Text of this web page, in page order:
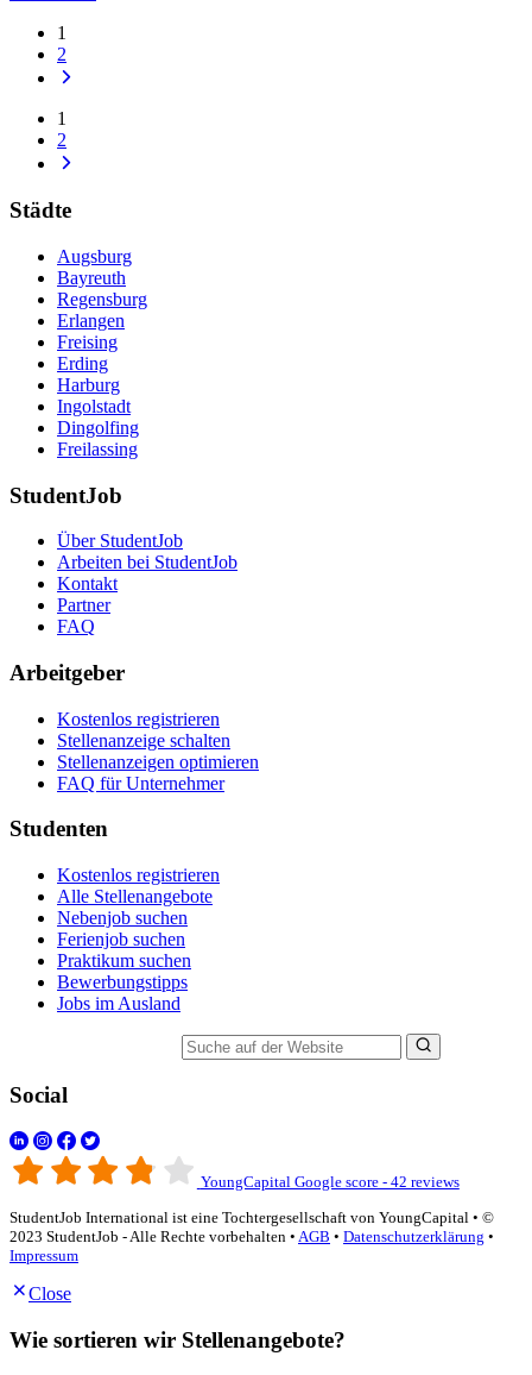
1
2
1
2
Städte
Augsburg
Bayreuth
Regensburg
Erlangen
Freising
Erding
Harburg
Ingolstadt
Dingolfing
Freilassing
StudentJob
Über StudentJob
Arbeiten bei StudentJob
Kontakt
Partner
FAQ
Arbeitgeber
Kostenlos registrieren
Stellenanzeige schalten
Stellenanzeigen optimieren
FAQ für Unternehmer
Studenten
Kostenlos registrieren
Alle Stellenangebote
Nebenjob suchen
Ferienjob suchen
Praktikum suchen
Bewerbungstipps
Jobs im Ausland
Social
YoungCapital Google score - 42 reviews
StudentJob International ist eine Tochtergesellschaft von YoungCapital • ©
2023 StudentJob - Alle Rechte vorbehalten • AGB • Datenschutzerklärung •
Impressum
Close
Wie sortieren wir Stellenangebote?